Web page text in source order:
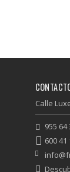
Calle
955 64
600 41